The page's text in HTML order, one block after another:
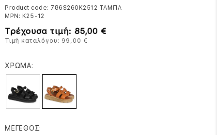
Product code: 786S260K2512 ΤΑΜΠΑ
MPN: K25-12
Τρέχουσα τιμή: 85,00 €
Τιμή καταλόγου: 99,00 €
ΧΡΩΜΑ:
ΜΕΓΕΘΟΣ: